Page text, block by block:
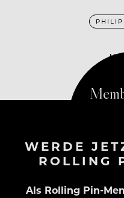
PHILIP
WERDE
ROLLING
Als Rolling Pin-